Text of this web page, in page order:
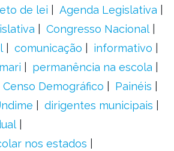
de lei
Agenda Legislativa
Congresso Nacional
comunicação
informativo
permanência na escola
Censo Demográfico
Painéis
dirigentes municipais
nos estados